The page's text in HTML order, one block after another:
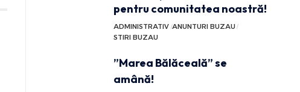
pentru comunitatea noastră!
ADMINISTRATIV ANUNTURI BUZAU
STIRI BUZAU
”Marea Bălăceală” se
amână!